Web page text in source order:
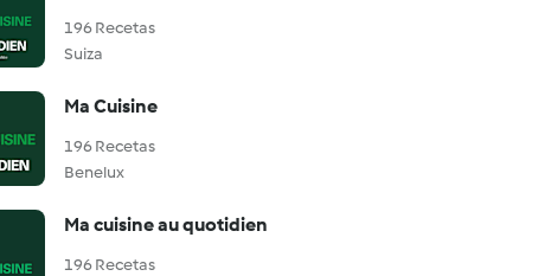
196 Recetas
Suiza
Ma Cuisine
196 Recetas
Benelux
Ma cuisine au quotidien
196 Recetas